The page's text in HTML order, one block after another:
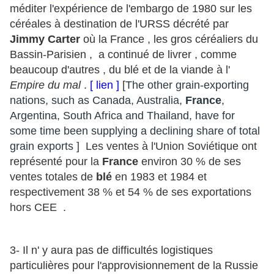
méditer l'expérience de l'embargo de 1980 sur les
céréales à destination de l'URSS décrété par
Jimmy Carter où la France , les gros céréaliers du
Bassin-Parisien , a continué de livrer , comme
beaucoup d'autres , du blé et de la viande à l'
Empire du mal. [ lien ] [The other grain-exporting
nations, such as Canada, Australia, France,
Argentina, South Africa and Thailand, have for
some time been supplying a declining share of total
grain exports ] Les ventes à l'Union Soviétique ont
représenté pour la France environ 30 % de ses
ventes totales de blé en 1983 et 1984 et
respectivement 38 % et 54 % de ses exportations
hors CEE .
3- Il n' y aura pas de difficultés logistiques
particulières pour l'approvisionnement de la Russie